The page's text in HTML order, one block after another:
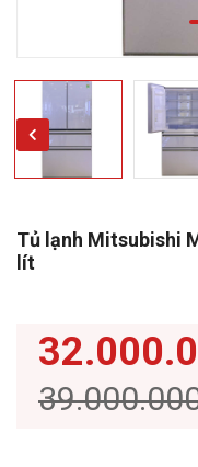
Tủ lạnh Mitsubishi
lít